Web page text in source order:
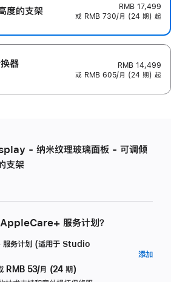
度的支‍架
RMB 17,499
或 RMB 730/月 (24 期) 起
器
RMB 14,499
或 RMB 605/月 (24 期) 起
- 纳米纹理玻璃面板 - 可调倾
支架
服务计划？
务计划 (适用于 Studio
RMB 53/月 (24 期)
添加